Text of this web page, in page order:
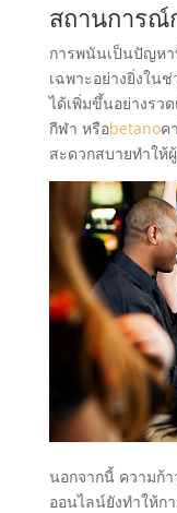
สถานการณ์
การพนันเป็นปัญหา
เฉพาะอย่างยิ่งใน
ได้เพิ่มขึ้นอย่างรว
กีฬา หรือbetanoค
สะดวกสบายทำใ
นอกจากนี้ ความก้
ออนไลน์ยังทำให้ก